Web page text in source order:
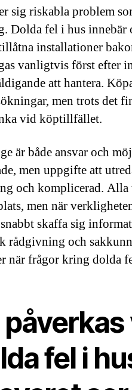
sig riskabla problem
Dolda fel i hus innebär
installationer
vanligtvis först efter
att hantera.
men trots det
vid köptillfället.
är både ansvar och
men uppgifte att
och komplicerad.
men när
skaffa sig
rådgivning och
när frågor kring dolda
fel i